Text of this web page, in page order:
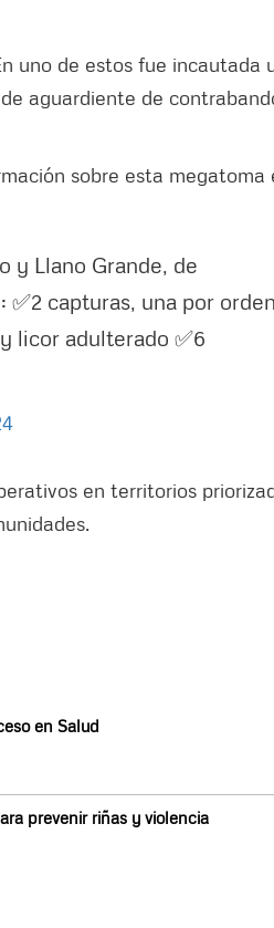
uno de estos fue incautada
aguardiente de
sobre esta megatoma
y Llano Grande, de
✅2 capturas, una por orden
licor adulterado ✅6
en territorios
en Salud
prevenir riñas y violencia